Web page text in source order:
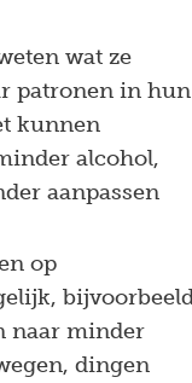
wat ze
patronen in hun
kunnen
alcohol,
aanpassen
op
naar minder
dingen